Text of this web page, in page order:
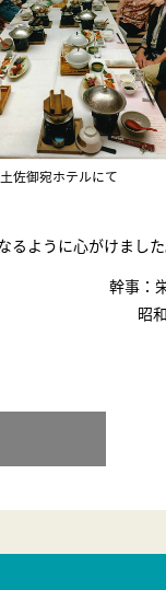
土佐御宛ホテルにて
ように心がけました
幹事：
昭